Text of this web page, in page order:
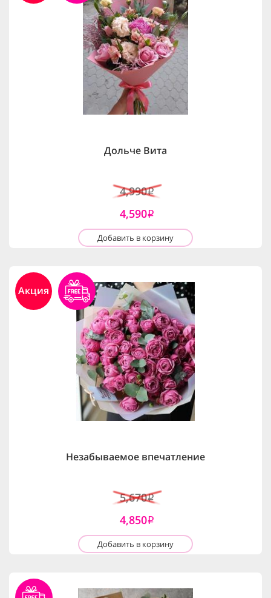
Дольче Вита
4,990i
4,590i
Добавить в корзину
Акция
Незабываемое впечатление
5,670i
4,850i
Добавить в корзину